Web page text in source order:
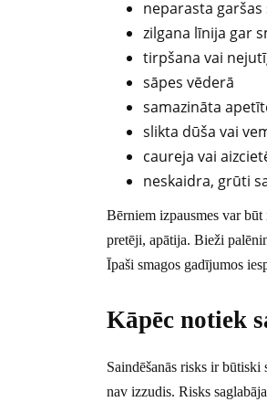
neparasta
zilgana līnija gar
tirpšana vai
sāpes vēderā
samazināta
slikta dūša vai
caureja vai
neskaidra, grūti
Bērniem izpausmes var
pretēji, apātija. Bieži
Īpaši smagos gadījumos
Kāpēc notiek
Saindēšanās risks ir būtiski
nav izzudis. Risks